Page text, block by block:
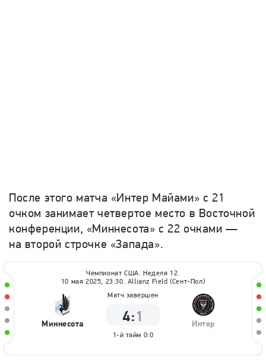
После этого матча «Интер Майами» с 21
очком занимает четвертое место в Восточной
конференции, «Миннесота» с 22 очками —
на второй строчке «Запада».
Чемпионат США. Неделя 12.
10 мая 2025, 23:30. Allianz Field (Сент-Пол)
Миннесота
Матч завершен
4:1
1-й тайм 0:0
Интер